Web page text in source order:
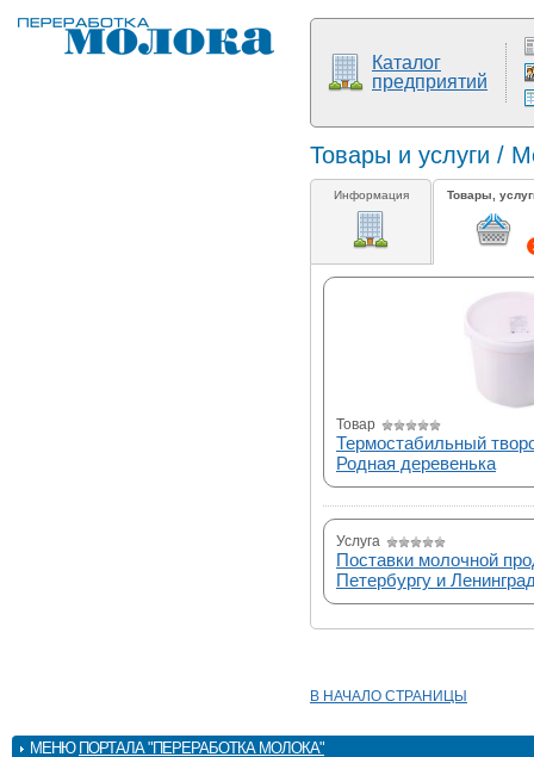
Каталог
предприятий
Товары и услуги /
Информация Товары,
Товар
Термостабильный
Родная деревенька
Услуга
Поставки молочной
Петербургу и
В НАЧАЛО СТРАНИЦЫ
МЕНЮ ПОРТАЛА "ПЕРЕРАБОТКА МОЛОКА"